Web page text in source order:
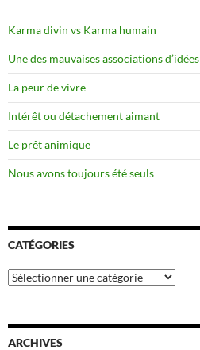
Karma divin vs Karma humain
Une des mauvaises associations d’idées
La peur de vivre
Intérêt ou détachement aimant
Le prêt animique
Nous avons toujours été seuls
CATÉGORIES
Catégories
ARCHIVES